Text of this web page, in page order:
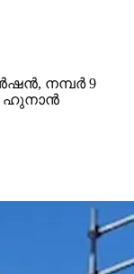
നമ്പർ 9
ഹുനാൻ